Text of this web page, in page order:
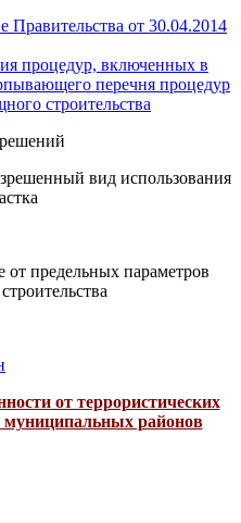
Правительства от 30.04.2014
процедур, включенных в
перечня процедур
строительства
вид использования
от предельных параметров
от террористических
муниципальных районов